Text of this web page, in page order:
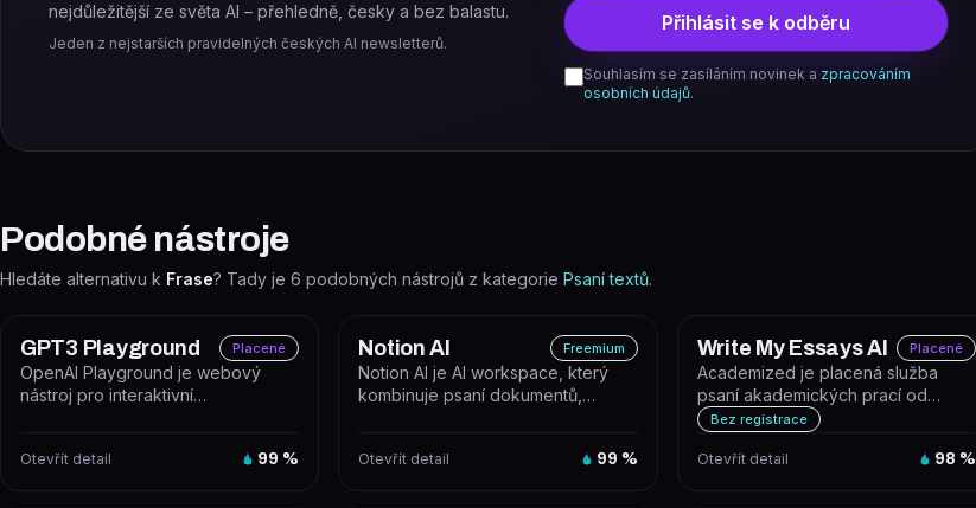
nejdůležitější ze světa AI – přehledně, česky a bez balastu.
Jeden z nejstarších pravidelných českých AI newsletterů.
Přihlásit se k odběru
Souhlasím se zasíláním novinek a zpracováním
osobních údajů.
Podobné nástroje
Hledáte alternativu k Frase? Tady je 6 podobných nástrojů z kategorie Psaní textů.
GPT3 Playground Placené
OpenAI Playground je webový
nástroj pro interaktivní
Otevřít detail 99 %
Notion AI Freemium
Notion AI je AI workspace, který
kombinuje psaní dokumentů,
Otevřít detail 99 %
Write My Essays AI Placené
Academized je placená služba
psaní akademických prací od
lidských autorů, která vypracuje
Bez registrace
Otevřít detail 98 %